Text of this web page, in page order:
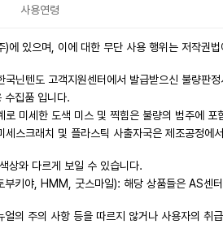
사용연령
에 있으며, 이에 대한 무단 사용 행위는 저작권
닌텐도 고객지원센터에서 발급받으신 불량판
수집품 입니다.
미세한 도색 미스 및 찍힘은 불량의 범주에 포
스크래치 및 플라스틱 사출자국은 제조공정에
상와 다르게 보일 수 있습니다.
키야, HMM, 굿스마일): 해당 상품들은 AS센
의 주의 사항 등을 따르지 않거나 사용자의 취